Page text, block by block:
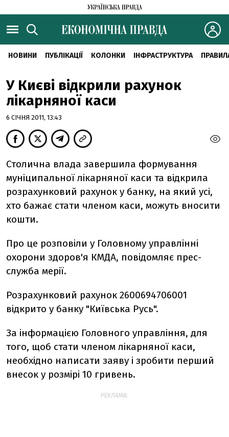
НОВИНИ ПУБЛІКАЦІЇ КОЛОНКИ ІНФРАСТРУКТУРА
У Києві відкрили рахунок
лікарняної каси
6 СІЧНЯ 2011, 13:43
Столична влада завершила формування
муніципальної лікарняної каси та відкрила
розрахунковий рахунок у банку, на який усі,
хто бажає стати членом каси, можуть вносити
кошти.
Про це розповіли у Головному управлінні
охорони здоров'я КМДА, повідомляє прес-
служба мерії.
Розрахунковий рахунок 2600694706001
відкрито у банку "Київська Русь".
За інформацією Головного управління, для
того, щоб стати членом лікарняної каси,
необхідно написати заяву і зробити перший
внесок у розмірі 10 гривень.
РЕКЛАМА: